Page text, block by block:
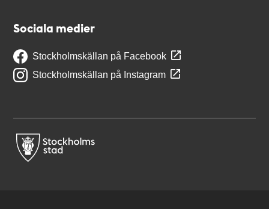
Sociala medier
Stockholmskällan på Facebook
Stockholmskällan på Instagram